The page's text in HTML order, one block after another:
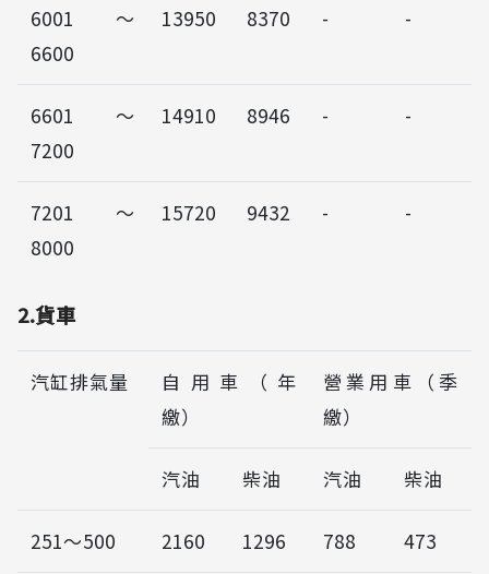
6001～
6600
13950 8370 - -
6601～
7200
14910 8946 - -
7201～
8000
15720 9432 - -
2.貨車
汽缸排氣量
自用車（年
繳）
營業用車（季
繳）
汽油 柴油 汽油 柴油
251～500 2160 1296 788 473